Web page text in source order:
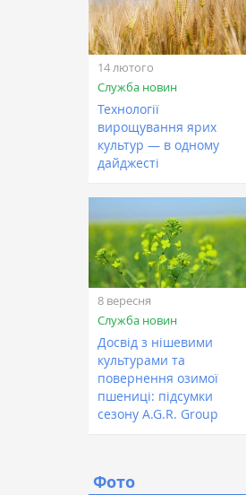
14 лютого
Служба новин
Технології
вирощування ярих
культур — в одному
дайджесті
8 вересня
Служба новин
Досвід з нішевими
культурами та
повернення озимої
пшениці: підсумки
сезону A.G.R. Group
Фото